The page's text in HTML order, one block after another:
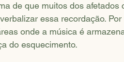
de que muitos dos afetados
essa recordação.
onde a música é
do esquecimento.